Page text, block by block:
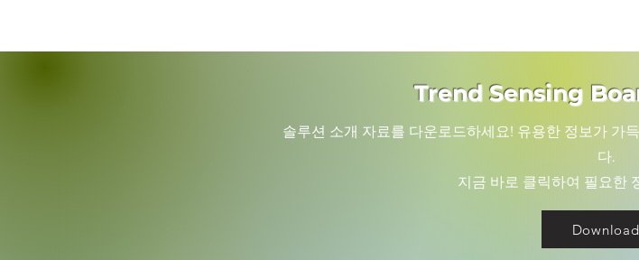
Trend Sensing
솔루션 소개 자료를 다운로드하세요! 유용한 정보가 가
다.
지금 바로 클릭하여 필요한
Download